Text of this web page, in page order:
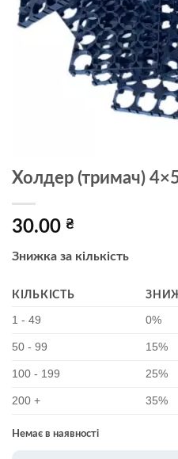
Холдер (тримач)
30.00 ₴
Знижка за кількість
КІЛЬКІСТЬ
1 - 49 0%
50 - 99 15%
100 - 199 25%
200 + 35%
Немає в наявності